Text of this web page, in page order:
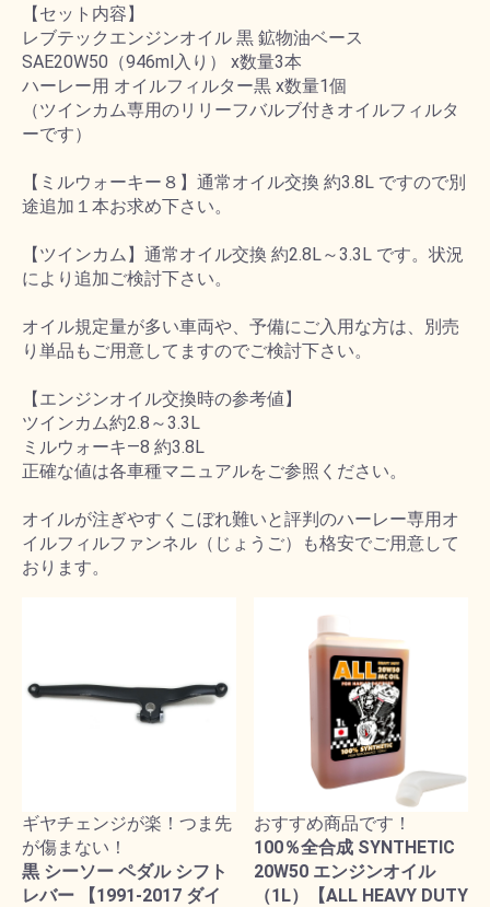
【セット内容】
レブテックエンジンオイル 黒 鉱物油ベース
SAE20W50（946ml入り） x数量3本
ハーレー用 オイルフィルター黒 x数量1個
（ツインカム専用のリリーフバルブ付きオイルフィルタ
ーです）
【ミルウォーキー８】通常オイル交換 約3.8L ですので別
途追加１本お求め下さい。
【ツインカム】通常オイル交換 約2.8L～3.3L です。状況
により追加ご検討下さい。
オイル規定量が多い車両や、予備にご入用な方は、別売
り単品もご用意してますのでご検討下さい。
【エンジンオイル交換時の参考値】
ツインカム約2.8～3.3L
ミルウォーキ―8 約3.8L
正確な値は各車種マニュアルをご参照ください。
オイルが注ぎやすくこぼれ難いと評判のハーレー専用オ
イルフィルファンネル（じょうご）も格安でご用意して
おります。
ギヤチェンジが楽！つま先
が傷まない！
黒 シーソー ペダル シフト
レバー 【1991-2017 ダイ
おすすめ商品です！
100％全合成 SYNTHETIC
20W50 エンジンオイル
（1L）【ALL HEAVY DUTY